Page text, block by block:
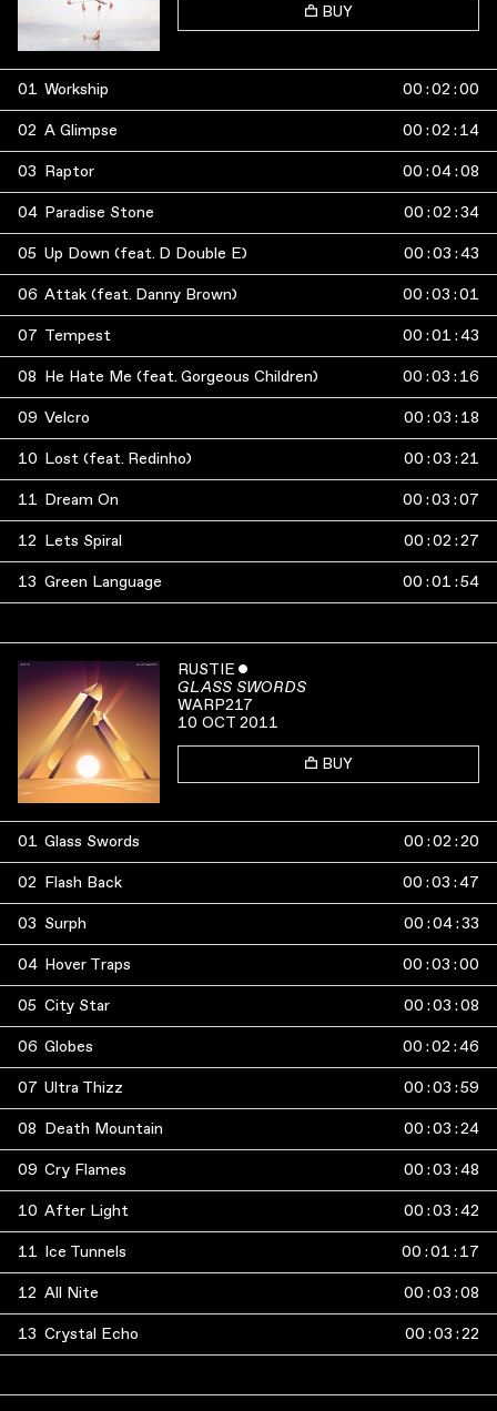
BUY
01 Workship 00 :02 :00
02 A Glimpse 00 :02 : 14
03 Raptor 00 :04:08
04 Paradise Stone 00 :02 :34
05 Up Down (feat. D Double E) 00 :03 :43
06 Attak (feat. Danny Brown) 00 :03 :01
07 Tempest 00 :01 :43
08 He Hate Me (feat. Gorgeous Children) 00 :03 : 16
09 Velcro 00 :03 : 18
10 Lost (feat. Redinho) 00 :03 :21
11 Dream On 00 :03 :07
12 Lets Spiral 00 :02 :27
13 Green Language 00 :01 :54
RUSTIE ˇ
GLASS SWORDS
WARP217
10 OCT 2011
BUY
01 Glass Swords 00 :02 :20
02 Flash Back 00 :03 :47
03 Surph 00 :04:33
04 Hover Traps 00 :03 :00
05 City Star 00 :03 :08
06 Globes 00 :02 :46
07 Ultra Thizz 00 :03 :59
08 Death Mountain 00 :03 :24
09 Cry Flames 00 :03 :48
10 After Light 00 :03 :42
11 Ice Tunnels 00 :01 : 17
12 All Nite 00 :03 :08
13 Crystal Echo 00 :03 :22